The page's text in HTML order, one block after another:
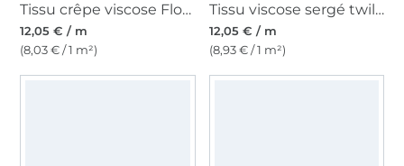
Tissu crêpe viscose Flowers, jaune
12,05 € / m
(8,03 € / 1 m²)
Tissu viscose sergé twill stretch geometric, ocre
12,05 € / m
(8,93 € / 1 m²)